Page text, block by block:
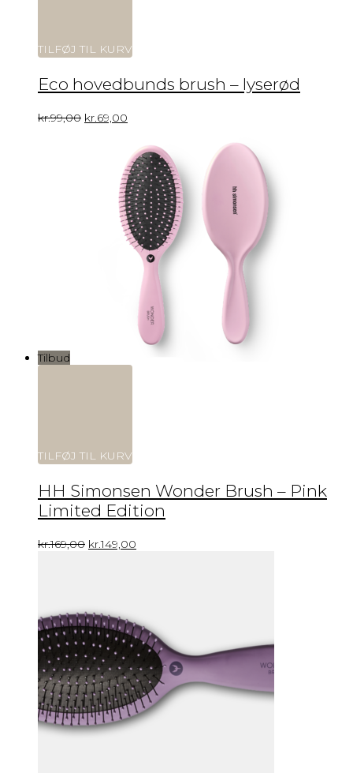
TILFØJ TIL KURV
Eco hovedbunds brush – lyserød
kr.99,00 kr.69,00
Tilbud
TILFØJ TIL KURV
HH Simonsen Wonder Brush – Pink
Limited Edition
kr.169,00 kr.149,00